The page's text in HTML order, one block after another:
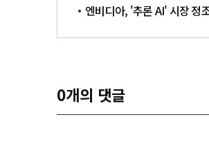
엔비디아, '추론 AI' 시장 정
0개의 댓글